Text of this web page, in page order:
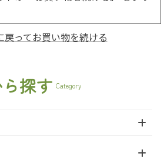
戻ってお買い物を続ける
探す Category